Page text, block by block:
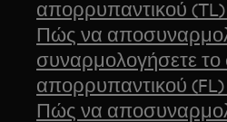
απορρυπαντικού
Πώς να
συναρμολογήσετε το
απορρυπαντικού (FL)
Πώς να